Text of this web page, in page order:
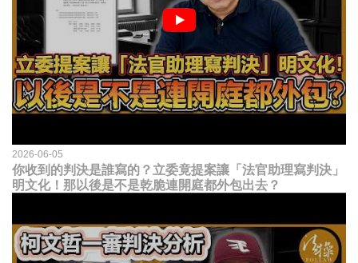
2026-06-05
你收到的判決是誰寫的？立委竟提案讓「法官助理寫判決」
明文化！那以後是不是乾脆連開庭都外包出去？